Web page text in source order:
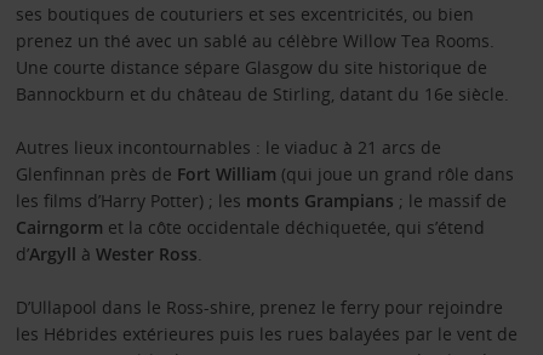
ses boutiques de couturiers et ses excentricités, ou bien
prenez un thé avec un sablé au célèbre Willow Tea Rooms.
Une courte distance sépare Glasgow du site historique de
Bannockburn et du château de Stirling, datant du 16e siècle.
Autres lieux incontournables : le viaduc à 21 arcs de
Glenfinnan près de Fort William (qui joue un grand rôle dans
les films d’Harry Potter) ; les monts Grampians ; le massif de
Cairngorm et la côte occidentale déchiquetée, qui s’étend
d’Argyll à Wester Ross.
D’Ullapool dans le Ross-shire, prenez le ferry pour rejoindre
les Hébrides extérieures puis les rues balayées par le vent de